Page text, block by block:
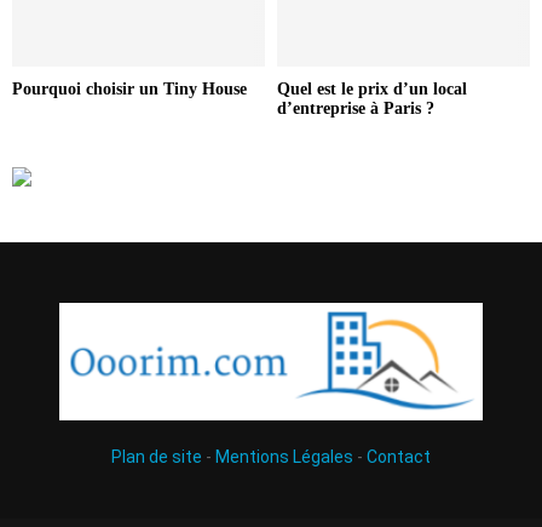
Pourquoi choisir un Tiny House
Quel est le prix d’un local
d’entreprise à Paris ?
Plan de site - Mentions Légales - Contact